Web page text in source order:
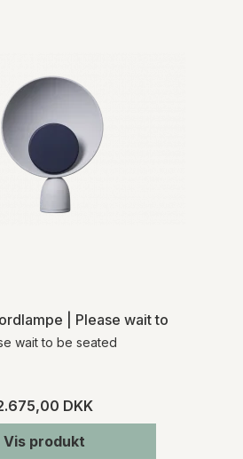
| Please wait to be seated
wait to be seated
DKK
Vis produkt